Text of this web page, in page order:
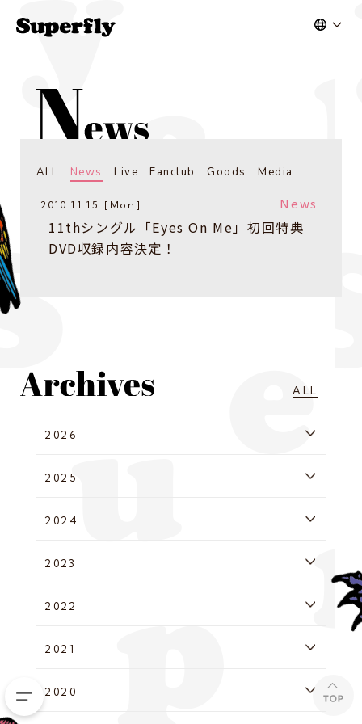
ALL News Live Fanclub Goods Media
2010.11.15 [Mon] News
11thシングル「Eyes On Me」初回特典
DVD収録内容決定！
ALL
2026
2025
2024
2023
2022
2021
2020